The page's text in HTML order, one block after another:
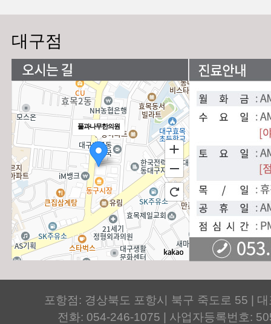
대구점
풀과나무한의원
포항점: 경상북도 포항시 북구 죽도로 55 |
전화: 054-246-1075 | 사업자등록번호: